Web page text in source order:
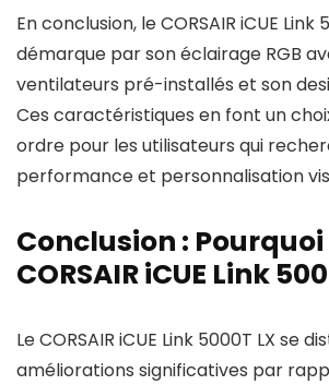
En conclusion, le CORSAIR iCUE Link
démarque par son éclairage RGB
ventilateurs pré-installés et son
Ces caractéristiques en font un
ordre pour les utilisateurs qui
performance et personnalisation
Conclusion :
CORSAIR iCUE Link
Le CORSAIR iCUE Link 5000T LX se
améliorations significatives par